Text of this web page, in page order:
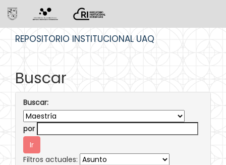
REPOSITORIO INSTITUCIONAL UAQ
Buscar
Buscar:
por
Filtros actuales: